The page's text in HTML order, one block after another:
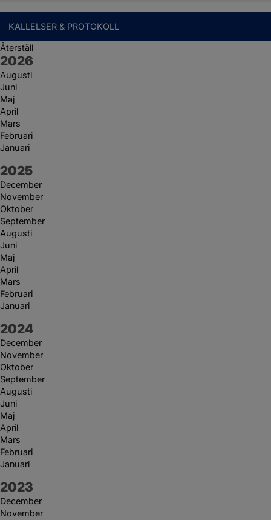
KALLELSER & PROTOKOLL
Återställ
År:
2026
Augusti
Juni
Maj
April
Mars
Februari
Januari
År:
2025
December
November
Oktober
September
Augusti
Juni
Maj
April
Mars
Februari
Januari
År:
2024
December
November
Oktober
September
Augusti
Juni
Maj
April
Mars
Februari
Januari
År:
2023
December
November